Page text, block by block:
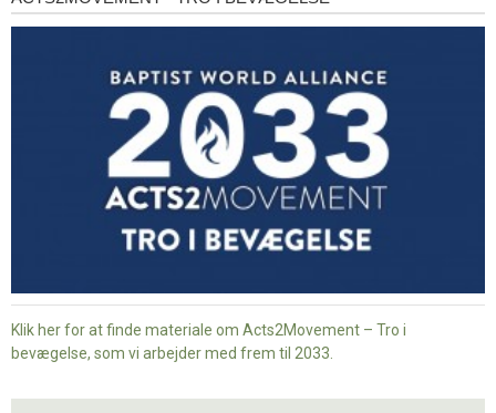
-
Klik her for at finde materiale om Acts2Movement – Tro i
bevægelse, som vi arbejder med frem til 2033.